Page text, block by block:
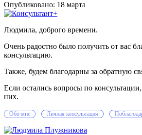
Опубликовано: 18 марта
Людмила, доброго времени.
Очень радостно было получить от вас
консультацию.
Также, будем благодарны за обратную
Если остались вопросы по консультации,
них.
Обо мне Личная консультация